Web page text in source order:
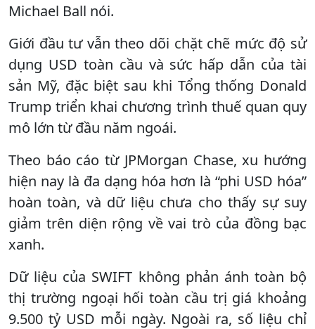
Michael Ball nói.
Giới đầu tư vẫn theo dõi chặt chẽ mức độ sử
dụng USD toàn cầu và sức hấp dẫn của tài
sản Mỹ, đặc biệt sau khi Tổng thống Donald
Trump triển khai chương trình thuế quan quy
mô lớn từ đầu năm ngoái.
Theo báo cáo từ JPMorgan Chase, xu hướng
hiện nay là đa dạng hóa hơn là “phi USD hóa”
hoàn toàn, và dữ liệu chưa cho thấy sự suy
giảm trên diện rộng về vai trò của đồng bạc
xanh.
Dữ liệu của SWIFT không phản ánh toàn bộ
thị trường ngoại hối toàn cầu trị giá khoảng
9.500 tỷ USD mỗi ngày. Ngoài ra, số liệu chỉ